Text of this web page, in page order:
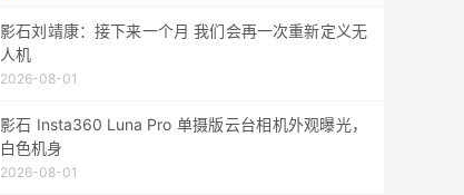
影石刘靖康：接下来一个月 我们会再一次重新定义无
人机
2026-08-01
影石 Insta360 Luna Pro 单摄版云台相机外观曝光，
白色机身
2026-08-01